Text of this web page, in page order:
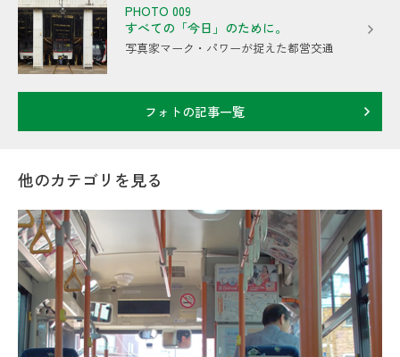
PHOTO 009
すべての「今日」のために。
写真家マーク・パワーが捉えた都営交通
フォトの記事一覧
他のカテゴリを見る